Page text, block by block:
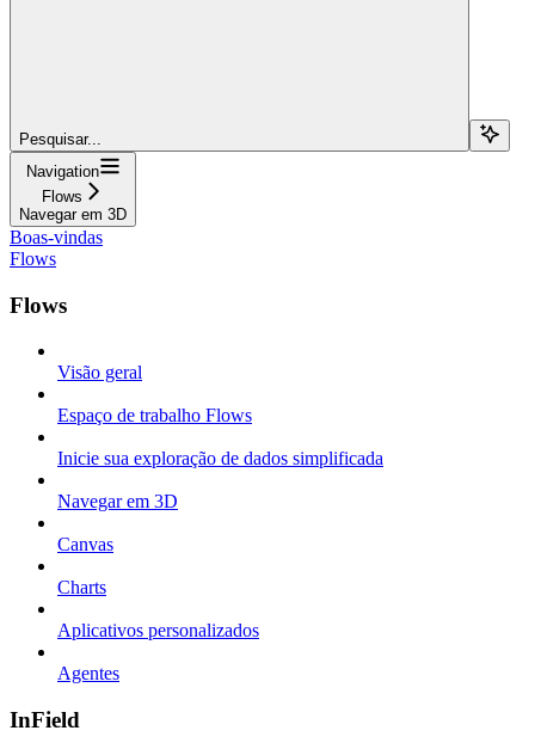
Pesquisar...
Navigation
Flows
Navegar em 3D
Boas-vindas
Flows
Flows
Visão geral
Espaço de trabalho Flows
Inicie sua exploração de dados simplificada
Navegar em 3D
Canvas
Charts
Aplicativos personalizados
Agentes
InField